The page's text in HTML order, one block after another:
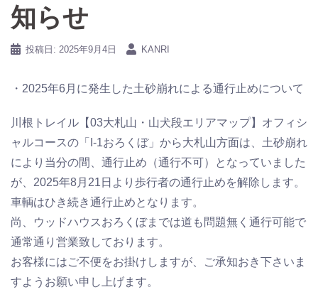
知らせ
投稿日: 2025年9月4日 KANRI
・2025年6月に発生した土砂崩れによる通行止めについて
川根トレイル【03大札山・山犬段エリアマップ】オフィシ
ャルコースの「I-1おろくぼ」から大札山方面は、土砂崩れ
により当分の間、通行止め（通行不可）となっていました
が、2025年8月21日より歩行者の通行止めを解除します。
車輌はひき続き通行止めとなります。
尚、ウッドハウスおろくぼまでは道も問題無く通行可能で
通常通り営業致しております。
お客様にはご不便をお掛けしますが、ご承知おき下さいま
すようお願い申し上げます。